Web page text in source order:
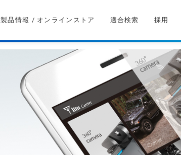
製品情報 / オンラインストア 適合検索 採用